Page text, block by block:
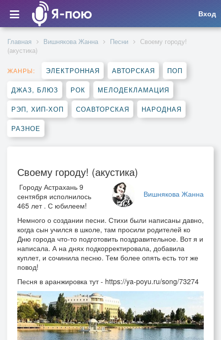
Вход
Главная Вишнякова Жанна Песни
Своему городу!
(акустика)
ЖАНРЫ: ЭЛЕКТРОННАЯ АВТОРСКАЯ ПОП
ДЖАЗ, БЛЮЗ РОК МЕЛОДЕКЛАМАЦИЯ
РЭП, ХИП-ХОП СОАВТОРСКАЯ НАРОДНАЯ
РАЗНОЕ
Своему городу! (акустика)
Вишнякова Жанна
Городу Астрахань 9
сентября исполнилось
465 лет . С юбилеем!
Немного о создании песни. Стихи были написаны давно,
когда сын учился в школе, там просили родителей ко
Дню города что-то подготовить поздравительное. Вот я и
написала. А на днях подкорректировала, добавила
куплет, и сочинила песню. Тем более опять есть тот же
повод!
Песня в аранжировка тут - https://ya-poyu.ru/song/73274